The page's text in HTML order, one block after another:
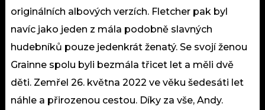
originálních albových verzích. Fletcher pak byl
navíc jako jeden z mála podobně slavných
hudebníků pouze jedenkrát ženatý. Se svojí ženou
Grainne spolu byli bezmála třicet let a měli dvě
děti. Zemřel 26. května 2022 ve věku šedesáti let
náhle a přirozenou cestou. Díky za vše, Andy.